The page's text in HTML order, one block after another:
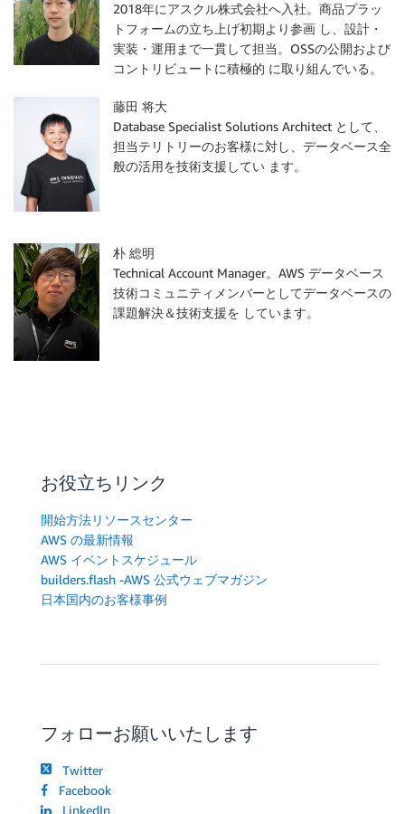
2018年にアスクル株式会社へ入社。商品プラッ
トフォームの立ち上げ初期より参画 し、設計・
実装・運用まで一貫して担当。OSSの公開および
コントリビュートに積極的 に取り組んでいる。
藤田 将大
Database Specialist Solutions Architect として、
担当テリトリーのお客様に対し、データベース全
般の活用を技術支援してい ます。
朴 総明
Technical Account Manager。AWS データベース
技術コミュニティメンバーとしてデータベースの
課題解決＆技術支援を しています。
お役立ちリンク
開始方法リソースセンター
AWS の最新情報
AWS イベントスケジュール
builders.flash -AWS 公式ウェブマガジン
日本国内のお客様事例
フォローお願いいたします
Twitter
Facebook
LinkedIn